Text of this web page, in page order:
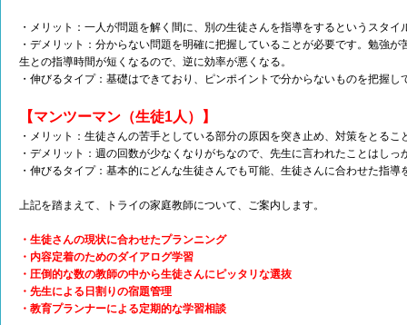
・メリット：一人が問題を解く間に、別の生徒さんを指導をするというスタイ
・デメリット：分からない問題を明確に把握していることが必要です。勉強
生との指導時間が短くなるので、逆に効率が悪くなる。
・伸びるタイプ：基礎はできており、ピンポイントで分からないものを把握
【マンツーマン（生徒1人）】
・メリット：生徒さんの苦手としている部分の原因を突き止め、対策をとるこ
・デメリット：週の回数が少なくなりがちなので、先生に言われたことはし
・伸びるタイプ：基本的にどんな生徒さんでも可能、生徒さんに合わせた指導
上記を踏まえて、トライの家庭教師について、ご案内します。
・生徒さんの現状に合わせたプランニング
・内容定着のためのダイアログ学習
・圧倒的な数の教師の中から生徒さんにピッタリな選抜
・先生による日割りの宿題管理
・教育プランナーによる定期的な学習相談